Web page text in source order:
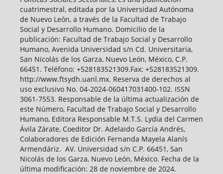
cuatrimestral, editada por la Universidad Autónoma
de Nuevo León, a través de la Facultad de Trabajo
Social y Desarrollo Humano. Domicilio de la
publicación: Facultad de Trabajo Social y Desarrollo
Humano, Avenida Universidad s/n Cd. Universitaria,
San Nicolás de los Garza, Nuevo León, México, C.P.
66451. Teléfono: +528183521309.Fax: +528183521309.
http://www.ftsydh.uanl.mx. Reserva de derechos al
uso exclusivo No. 04-2024-060417031400-102. ISSN
3061-7553. Responsable de la última actualización de
este Número, Facultad de Trabajo Social y Desarrollo
Humano, Editora Responsable M.T.S. Lydia del Carmen
Ávila Zárate, Coeditor Dr. Adelaido García Andrés,
Colaboradores de Edición Fernanda Mayela Alanís
Armendáriz. AV. Universidad s/n C.P. 66451, San
Nicolás de los Garza, Nuevo León, México. Fecha de la
última modificación: 28 de noviembre de 2024.